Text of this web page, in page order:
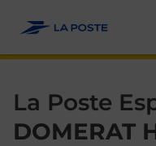
La Poste
DOMERAT